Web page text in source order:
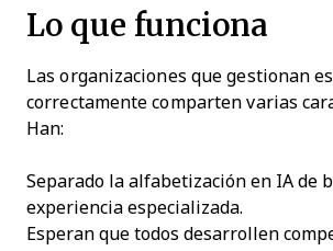
Lo que funciona
Las organizaciones que gestionan
correctamente comparten varias
Han:
Separado la alfabetización en IA de
experiencia especializada.
Esperan que todos desarrollen